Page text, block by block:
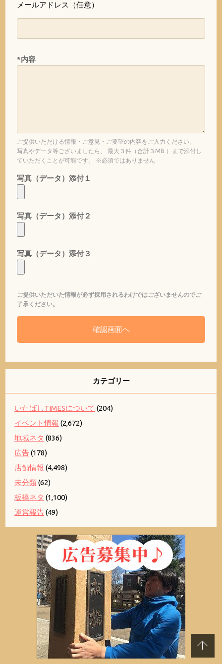
メールアドレス（任意）
*内容
ご提供いただける情報・ご意見・ご要望の内容をご入力ください。
写真やデータ等ございましたら、 最大３件（合計３MB ）まで添付し
ていただくことが可能です。 ※必須ではありません
写真（データ）添付１
写真（データ）添付２
写真（データ）添付３
ご提供いただいた情報が必ず採用されるわけではございませんのでご
了承ください。
カテゴリー
いたばしTIMESについて (204)
イベント情報 (2,672)
地域ネタ (836)
広告(178)
店舗情報 (4,498)
未分類(62)
板橋ネタ (1,100)
運営報告(49)